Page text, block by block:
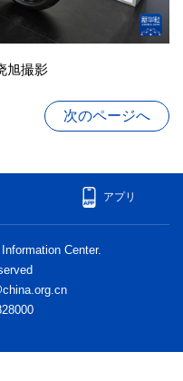
旭撮影
次のページへ
アプリ
Center.